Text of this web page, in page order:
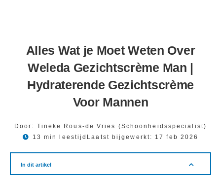
Alles Wat je Moet Weten Over
Weleda Gezichtscrème Man |
Hydraterende Gezichtscrème
Voor Mannen
Door: Tineke Rous-de Vries (Schoonheidsspecialist)
13 min leestijd Laatst bijgewerkt: 17 feb 2026
In dit artikel